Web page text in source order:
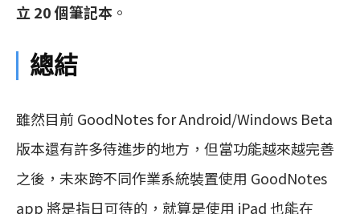
立 20 個筆記本 。
總結
雖然目前 GoodNotes for Android/Windows Beta
版本還有許多待進步的地方，但當功能越來越完善
之後，未來跨不同作業系統裝置使用 GoodNotes
app 將是指日可待的，就算是使用 iPad 也能在